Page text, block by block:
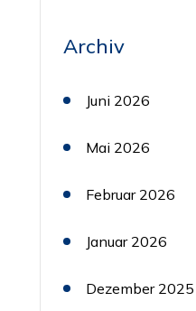
Archiv
Juni 2026
Mai 2026
Februar 2026
Januar 2026
Dezember 2025